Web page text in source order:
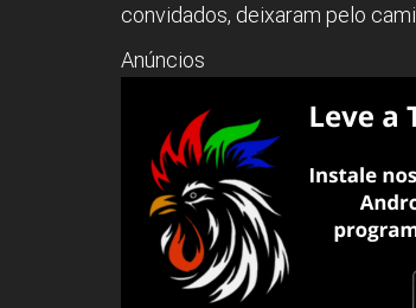
convidados, deixaram pelo
Anúncios